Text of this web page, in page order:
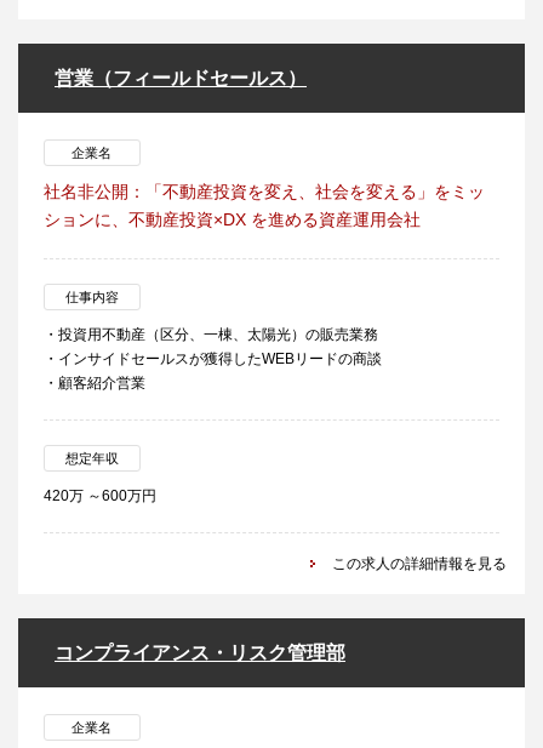
営業（フィールドセールス）
企業名
社名非公開：「不動産投資を変え、社会を変える」をミッ
ションに、不動産投資×DX を進める資産運用会社
仕事内容
・投資用不動産（区分、一棟、太陽光）の販売業務
・インサイドセールスが獲得したWEBリードの商談
・顧客紹介営業
想定年収
420万 ～600万円
この求人の詳細情報を見る
コンプライアンス・リスク管理部
企業名